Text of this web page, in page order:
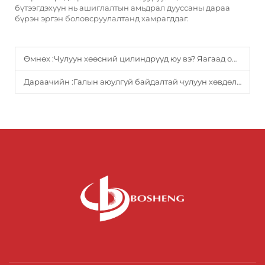
бүтээгдэхүүн нь ашиглалтын амьдрал дууссаны дараа
бүрэн эргэн боловсруулалтанд хамрагддаг.
Өмнөх :Чулуун хөөсний цилиндрүүд юу вэ? Яагаад орчин үеийн барилгын салбарт ашигладаг вэ?
Дараачийн :Галын аюулгүй байдалтай чулуун хөвдөлт дээр зориулсан цэвэрлэх материал ашиглахад ямар хэрэглээнүүд илүү ихээр ашиг тустай вэ?